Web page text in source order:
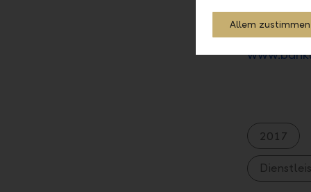
werden.
Die
2017
Allem zustimmen